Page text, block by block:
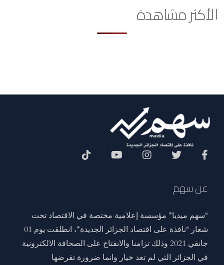
الأكثر مشاهدة
عن سهم
“سهم ميديا” مؤسسة إعلامية مختصة في الاقتصاد تحت
شعار “نافذة على اقتصاد الجزائر الجديدة”، انطلقت يوم 01
جانفي 2021 وذلك تزامنا والانفتاح على الصحافة الالكترونية
في الجزائر التي لم تعد خيار وانما ضرورة تفرضها